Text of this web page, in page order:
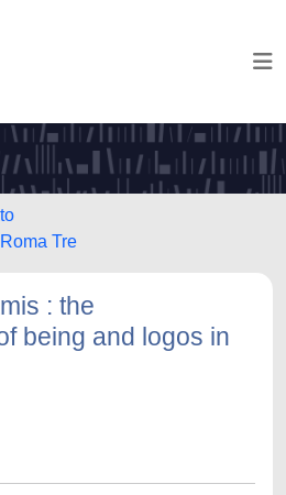
Tre
: the
being and logos in